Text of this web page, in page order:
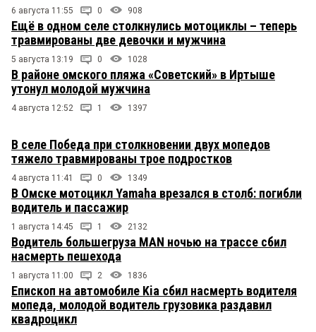
6 августа 11:55 0 908
Ещё в одном селе столкнулись мотоциклы – теперь
травмированы две девочки и мужчина
5 августа 13:19 0 1028
В районе омского пляжа «Советский» в Иртыше
утонул молодой мужчина
4 августа 12:52 1 1397
В селе Победа при столкновении двух мопедов
тяжело травмированы трое подростков
4 августа 11:41 0 1349
В Омске мотоцикл Yamaha врезался в столб: погибли
водитель и пассажир
1 августа 14:45 1 2132
Водитель большегруза MAN ночью на трассе сбил
насмерть пешехода
1 августа 11:00 2 1836
Епископ на автомобиле Kia сбил насмерть водителя
мопеда, молодой водитель грузовика раздавил
квадроцикл